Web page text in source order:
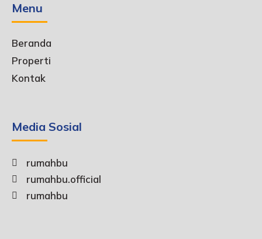
Menu
Beranda
Properti
Kontak
Media Sosial
rumahbu
rumahbu.official
rumahbu